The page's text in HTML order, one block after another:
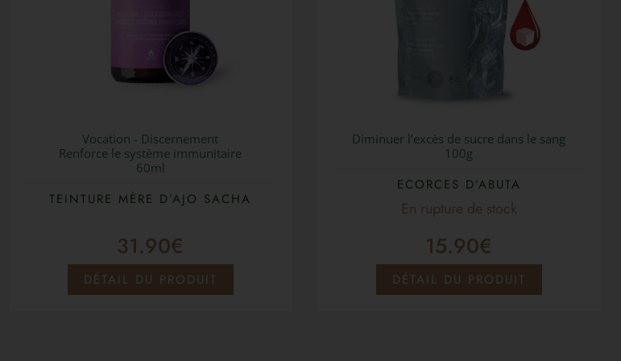
Vocation - Discernement
Renforce le système immunitaire
60ml
TEINTURE MÈRE D’AJO SACHA
31.90€
DÉTAIL DU PRODUIT
Diminuer l’excès de sucre dans le sang
100g
ECORCES D’ABUTA
15.90€
DÉTAIL DU PRODUIT